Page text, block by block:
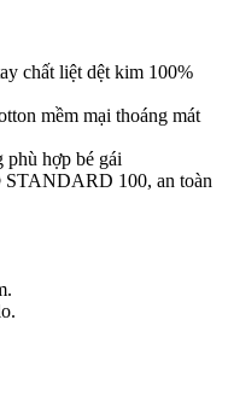
chất liệt dệt kim 100%
mềm mại thoáng mát
phù hợp bé gái
100, an toàn